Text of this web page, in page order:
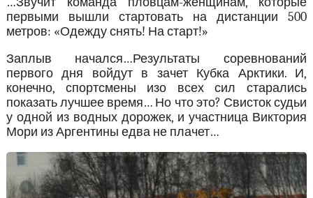
первыми вышли стартовать на дистанции 500
метров: «Одежду снять! На старт!»
Заплыв начался…Результаты соревнований
первого дня войдут в зачет Кубка Арктики. И,
конечно, спортсмены изо всех сил старались
показать лучшее время… Но что это? Свисток судьи
у одной из водных дорожек, и участница Виктория
Мори из Аргентины едва не плачет…